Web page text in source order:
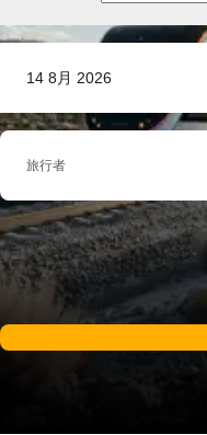
14 8月 2026
旅行者